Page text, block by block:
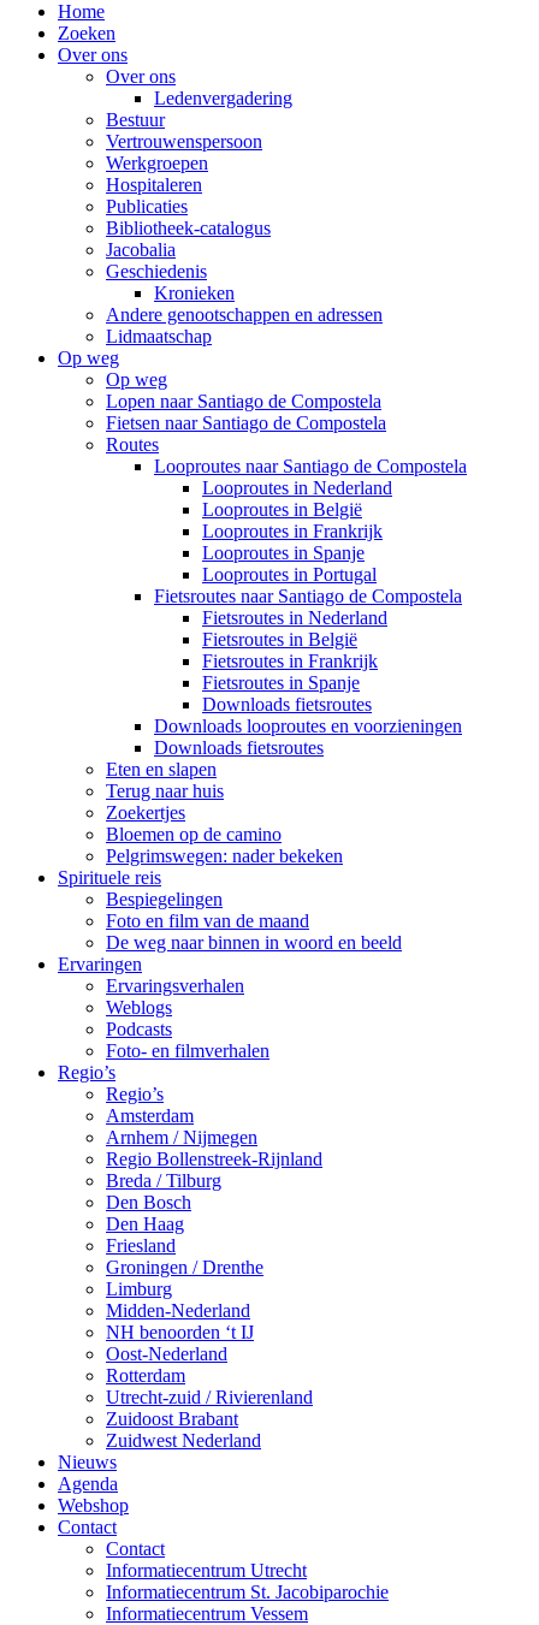
Home
Zoeken
Over ons
Over ons
Ledenvergadering
Bestuur
Vertrouwenspersoon
Werkgroepen
Hospitaleren
Publicaties
Bibliotheek-catalogus
Jacobalia
Geschiedenis
Kronieken
Andere genootschappen en adressen
Lidmaatschap
Op weg
Op weg
Lopen naar Santiago de Compostela
Fietsen naar Santiago de Compostela
Routes
Looproutes naar Santiago de Compostela
Looproutes in Nederland
Looproutes in België
Looproutes in Frankrijk
Looproutes in Spanje
Looproutes in Portugal
Fietsroutes naar Santiago de Compostela
Fietsroutes in Nederland
Fietsroutes in België
Fietsroutes in Frankrijk
Fietsroutes in Spanje
Downloads fietsroutes
Downloads looproutes en voorzieningen
Downloads fietsroutes
Eten en slapen
Terug naar huis
Zoekertjes
Bloemen op de camino
Pelgrimswegen: nader bekeken
Spirituele reis
Bespiegelingen
Foto en film van de maand
De weg naar binnen in woord en beeld
Ervaringen
Ervaringsverhalen
Weblogs
Podcasts
Foto- en filmverhalen
Regio’s
Regio’s
Amsterdam
Arnhem / Nijmegen
Regio Bollenstreek-Rijnland
Breda / Tilburg
Den Bosch
Den Haag
Friesland
Groningen / Drenthe
Limburg
Midden-Nederland
NH benoorden ‘t IJ
Oost-Nederland
Rotterdam
Utrecht-zuid / Rivierenland
Zuidoost Brabant
Zuidwest Nederland
Nieuws
Agenda
Webshop
Contact
Contact
Informatiecentrum Utrecht
Informatiecentrum St. Jacobiparochie
Informatiecentrum Vessem